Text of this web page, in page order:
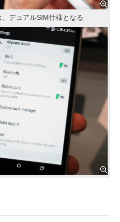
デュアルSIM仕様となる